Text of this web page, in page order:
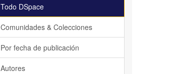
Todo DSpace
Comunidades & Colecciones
Por fecha de publicación
Autores